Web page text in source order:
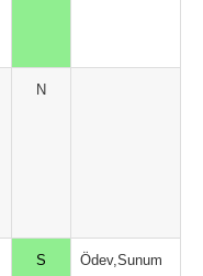
N
S Ödev,Sunum